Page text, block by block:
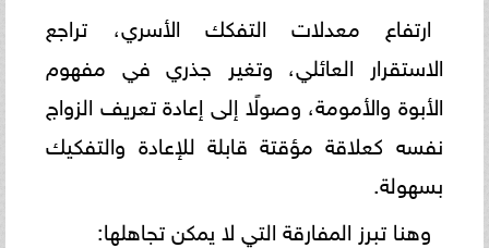
ارتفاع معدلات التفكك الأسري، تراجع
الاستقرار العائلي، وتغير جذري في مفهوم
الأبوة والأمومة، وصولًا إلى إعادة تعريف الزواج
نفسه كعلاقة مؤقتة قابلة للإعادة والتفكيك
بسهولة.
وهنا تبرز المفارقة التي لا يمكن تجاهلها: